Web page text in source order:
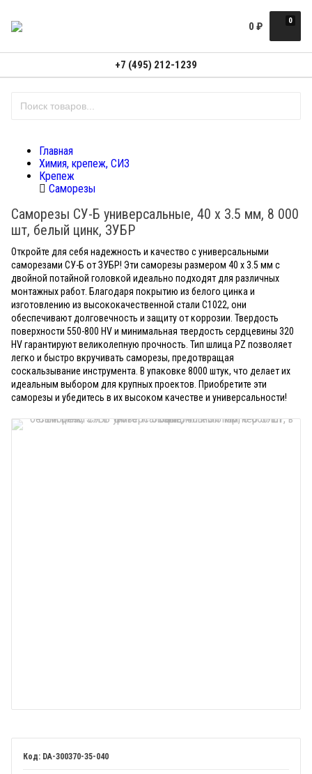
0
0 ₽
+7 (495) 212-1239
Главная
Химия, крепеж, СИЗ
Крепеж
Саморезы
Саморезы СУ-Б универсальные, 40 x 3.5 мм, 8 000
шт, белый цинк, ЗУБР
Откройте для себя надежность и качество с универсальными
саморезами СУ-Б от ЗУБР! Эти саморезы размером 40 x 3.5 мм с
двойной потайной головкой идеально подходят для различных
монтажных работ. Благодаря покрытию из белого цинка и
изготовлению из высококачественной стали С1022, они
обеспечивают долговечность и защиту от коррозии. Твердость
поверхности 550-800 HV и минимальная твердость сердцевины 320
HV гарантируют великолепную прочность. Тип шлица PZ позволяет
легко и быстро вкручивать саморезы, предотвращая
соскальзывание инструмента. В упаковке 8000 штук, что делает их
идеальным выбором для крупных проектов. Приобретите эти
саморезы и убедитесь в их высоком качестве и универсальности!
DA-300370-35-040